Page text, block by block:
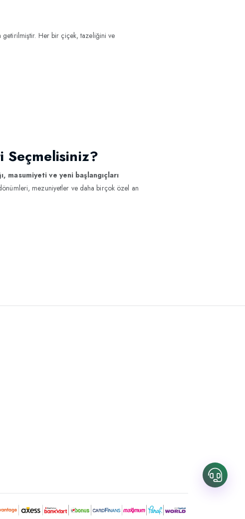
Her bir çiçek, tazeliğini ve
Seçmelisiniz?
masumiyeti ve yeni başlangıçları
mezuniyetler ve daha birçok özel an